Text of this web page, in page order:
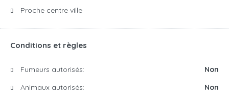
Proche centre ville
Conditions et règles
Fumeurs autorisés:
Non
Animaux autorisés:
Non